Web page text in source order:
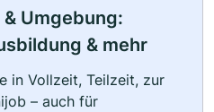
Umgebung:
& mehr
in Vollzeit, Teilzeit, zur
– auch für